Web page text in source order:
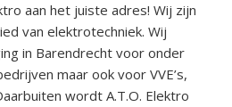
aan het juiste adres! Wij zijn
van elektrotechniek. Wij
in Barendrecht voor onder
maar ook voor VVE’s,
wordt A.T.O. Elektro